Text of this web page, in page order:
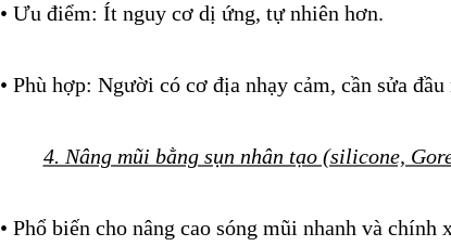
• Ưu điểm: Ít nguy cơ dị ứng, tự nhiên hơn.
• Phù hợp: Người có cơ địa nhạy cảm, cần sửa
4. Nâng mũi bằng sụn nhân tạo (silicone,
• Phổ biến cho nâng cao sóng mũi nhanh và chính